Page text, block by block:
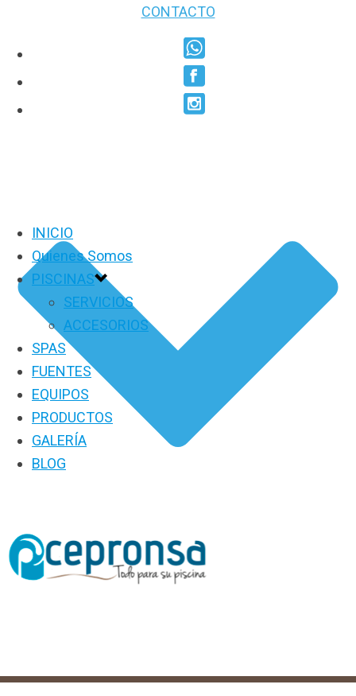
CONTACTO
INICIO
Quienes Somos
PISCINAS
SERVICIOS
ACCESORIOS
SPAS
FUENTES
EQUIPOS
PRODUCTOS
GALERÍA
BLOG
PRODUCTOS